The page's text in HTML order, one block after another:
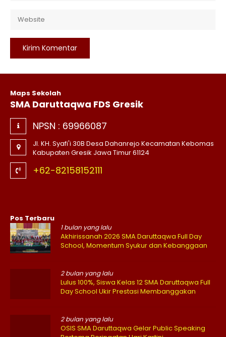
Maps Sekolah
SMA Daruttaqwa FDS Gresik
NPSN : 69966087
Jl. KH. Syafi'i 30B Desa Dahanrejo Kecamatan Kebomas
Kabupaten Gresik Jawa Timur 61124
+62-82158152111
Pos Terbaru
1 bulan yang lalu
Akhirissanah 2026 SMA Daruttaqwa Full Day
School, Momentum Syukur dan Kebanggaan
2 bulan yang lalu
Lulus 100%, Siswa Kelas 12 SMA Daruttaqwa Full
Day School Ukir Prestasi Membanggakan
2 bulan yang lalu
OSIS SMA Daruttaqwa Gelar Public Speaking